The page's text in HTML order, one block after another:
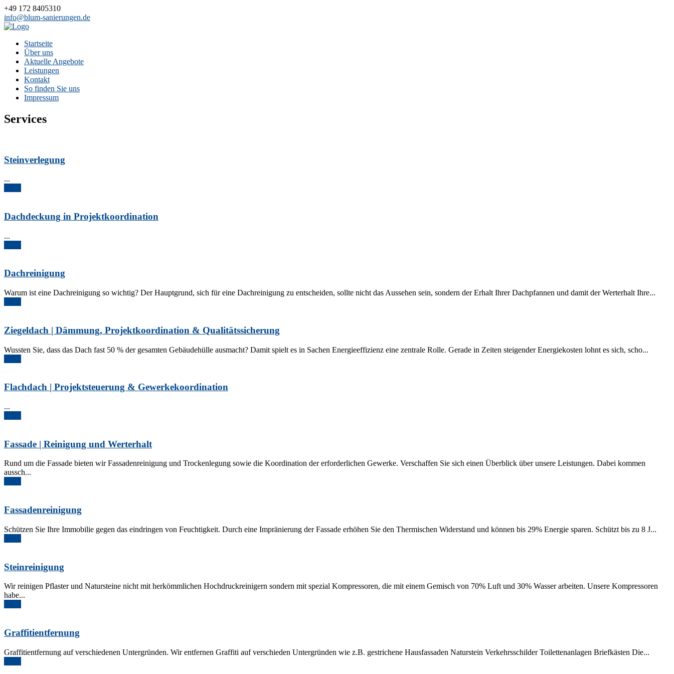
+49 172 8405310
info@blum-sanierungen.de
Startseite
Über uns
Aktuelle Angebote
Leistungen
Kontakt
So finden Sie uns
Impressum
Services
Steinverlegung
...
Dachdeckung in Projektkoordination
...
Dachreinigung
Warum ist eine Dachreinigung so wichtig? Der Hauptgrund, sich für eine Dachreinigung zu entscheiden, sollte nicht das Aussehen sein, sondern der Erhalt Ihrer Dachpfannen und damit der Werterhalt Ihre...
Ziegeldach | Dämmung, Projektkoordination & Qualitätssicherung
Wussten Sie, dass das Dach fast 50 % der gesamten Gebäudehülle ausmacht? Damit spielt es in Sachen Energieeffizienz eine zentrale Rolle. Gerade in Zeiten steigender Energiekosten lohnt es sich, scho...
Flachdach | Projektsteuerung & Gewerkekoordination
...
Fassade | Reinigung und Werterhalt
Rund um die Fassade bieten wir Fassadenreinigung und Trockenlegung sowie die Koordination der erforderlichen Gewerke. Verschaffen Sie sich einen Überblick über unsere Leistungen. Dabei kommen
aussch...
Fassadenreinigung
Schützen Sie Ihre Immobilie gegen das eindringen von Feuchtigkeit. Durch eine Impränierung der Fassade erhöhen Sie den Thermischen Widerstand und können bis 29% Energie sparen. Schützt bis zu 8 J...
Steinreinigung
Wir reinigen Pflaster und Natursteine nicht mit herkömmlichen Hochdruckreinigern sondern mit spezial Kompressoren, die mit einem Gemisch von 70% Luft und 30% Wasser arbeiten. Unsere Kompressoren
habe...
Graffitientfernung
Graffitientfernung auf verschiedenen Untergründen. Wir entfernen Graffiti auf verschieden Untergründen wie z.B. gestrichene Hausfassaden Naturstein Verkehrsschilder Toilettenanlagen Briefkästen Die...